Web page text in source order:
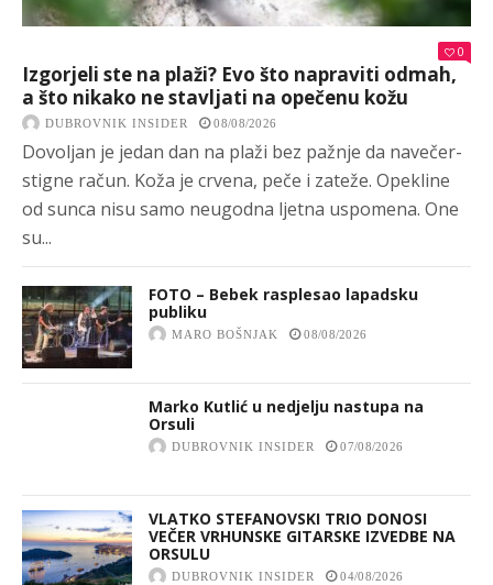
0
Izgorjeli ste na plaži? Evo što napraviti odmah,
a što nikako ne stavljati na opečenu kožu
DUBROVNIK INSIDER 08/08/2026
Dovoljan je jedan dan na plaži bez pažnje da navečer-
stigne račun. Koža je crvena, peče i zateže. Opekline
od sunca nisu samo neugodna ljetna uspomena. One
su...
FOTO – Bebek rasplesao lapadsku
publiku
MARO BOŠNJAK 08/08/2026
Marko Kutlić u nedjelju nastupa na
Orsuli
DUBROVNIK INSIDER 07/08/2026
VLATKO STEFANOVSKI TRIO DONOSI
VEČER VRHUNSKE GITARSKE IZVEDBE NA
ORSULU
DUBROVNIK INSIDER 04/08/2026